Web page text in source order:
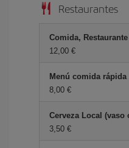
Restaurantes
Comida,
12,00
Menú comida rápida
8,00
Cerveza Local
3,50